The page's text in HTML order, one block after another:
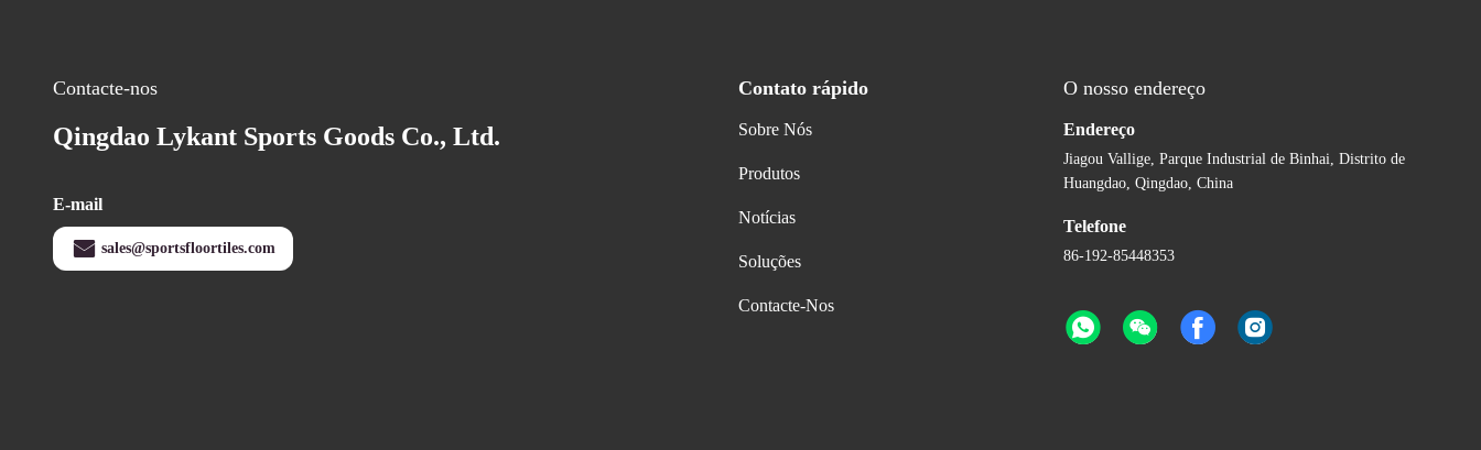
Contacte-nos
Qingdao Lykant Sports Goods Co., Ltd.
E-mail
sales@sportsfloortiles.com
Contato rápido
Sobre Nós
Produtos
Notícias
Soluções
Contacte-Nos
O nosso endereço
Endereço
Jiagou Vallige, Parque Industrial de Binhai, Distrito de
Huangdao, Qingdao, China
Telefone
86-192-85448353